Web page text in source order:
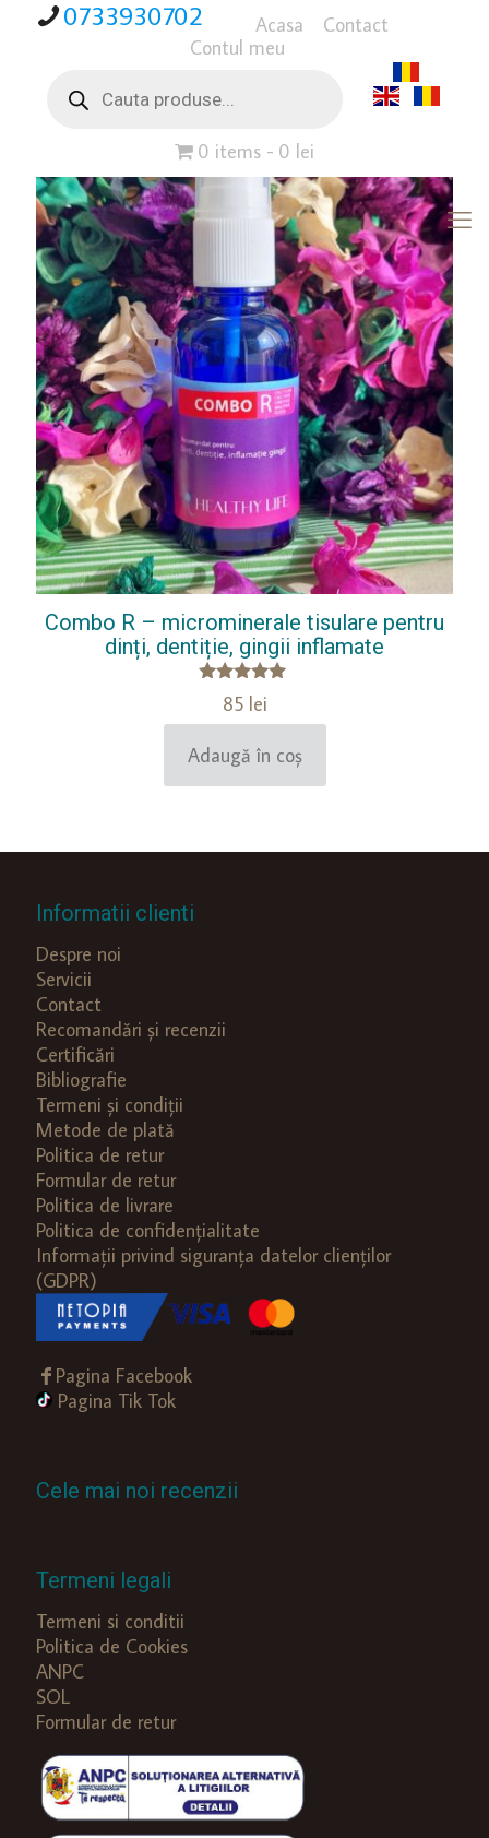
0733930702 Acasa
Contact
Contul meu
search
0 items 0 lei
Combo R – microminerale tisulare pentru
dinți, dentiție, gingii inflamate
Evaluat la
5.00
din 5
85 lei
Adaugă în coș
Informatii clienti
Despre noi
Servicii
Contact
Recomandări și recenzii
Certificări
Bibliografie
Termeni și condiții
Metode de plată
Politica de retur
Formular de retur
Politica de livrare
Politica de confidențialitate
Informații privind siguranța datelor clienților
(GDPR)
Pagina Facebook
Pagina Tik Tok
Cele mai noi recenzii
Termeni legali
Termeni si conditii
Politica de Cookies
ANPC
SOL
Formular de retur